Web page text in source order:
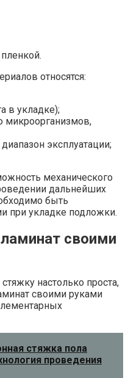
относятся:
в укладке);
микроорганизмов,
эксплуатации;
механического
дальнейших
быть
при укладке подложки.
своими
настолько проста,
своими руками
стяжка пола
проведения